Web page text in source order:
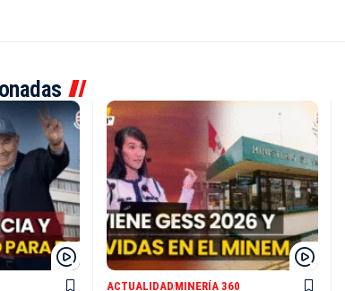
ACTUALIDADMINERÍA 360